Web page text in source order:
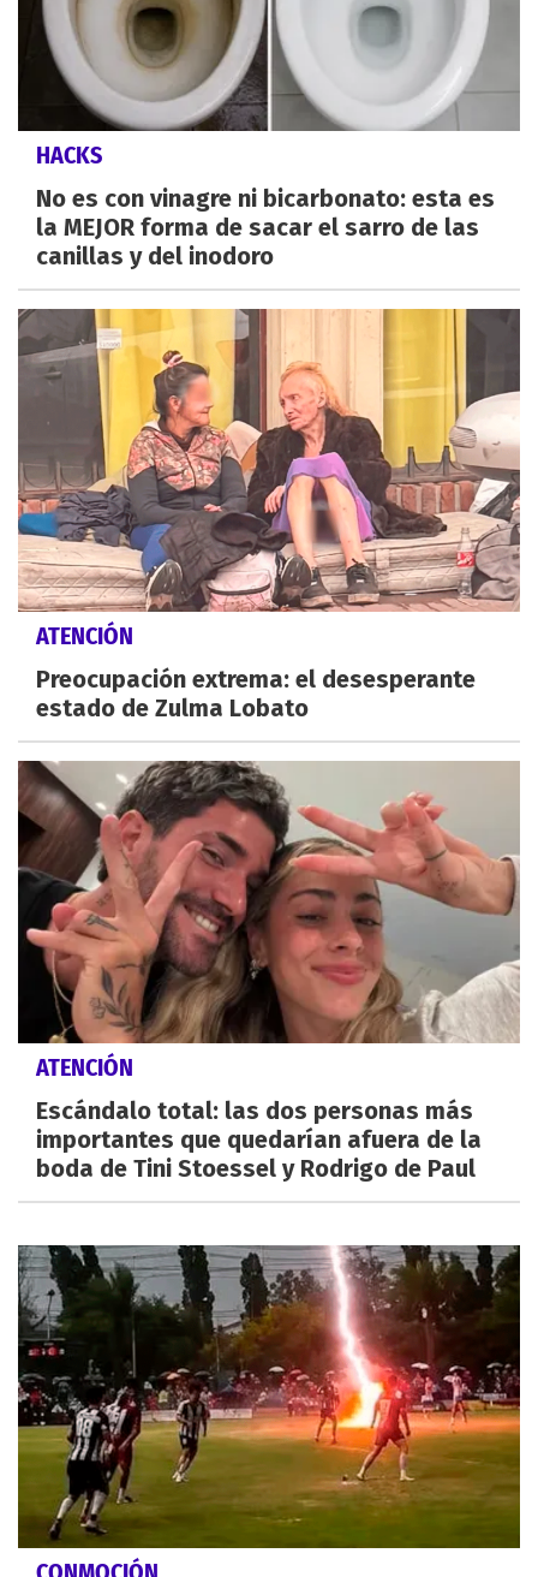
HACKS
No es con vinagre ni bicarbonato: esta es
la MEJOR forma de sacar el sarro de las
canillas y del inodoro
ATENCIÓN
Preocupación extrema: el desesperante
estado de Zulma Lobato
ATENCIÓN
Escándalo total: las dos personas más
importantes que quedarían afuera de la
boda de Tini Stoessel y Rodrigo de Paul